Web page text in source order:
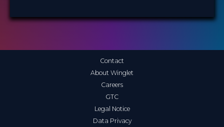
Contact
About Winglet
Careers
GTC
Legal Notice
Data Privacy